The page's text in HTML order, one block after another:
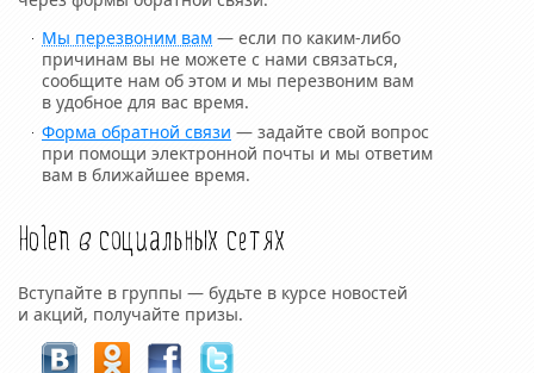
Мы перезвоним вам — если по каким-либо
причинам вы не можете с нами связаться,
сообщите нам об этом и мы перезвоним вам
в удобное для вас время.
Форма обратной связи — задайте свой вопрос
при помощи электронной почты и мы ответим
вам в ближайшее время.
Holen в социальных сетях
Вступайте в группы — будьте в курсе новостей
и акций, получайте призы.